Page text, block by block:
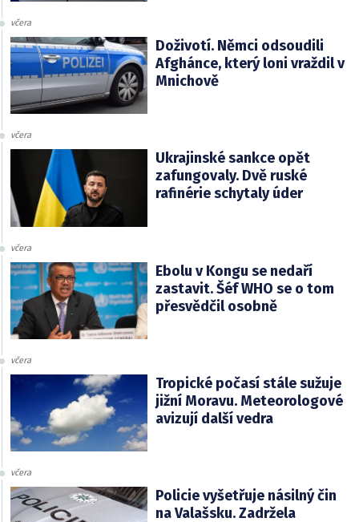
včera
Doživotí. Němci odsoudili
Afghánce, který loni vraždil v
Mnichově
včera
Ukrajinské sankce opět
zafungovaly. Dvě ruské
rafinérie schytaly úder
včera
Ebolu v Kongu se nedaří
zastavit. Šéf WHO se o tom
přesvědčil osobně
včera
Tropické počasí stále sužuje
jižní Moravu. Meteorologové
avizují další vedra
včera
Policie vyšetřuje násilný čin
na Valašsku. Zadržela